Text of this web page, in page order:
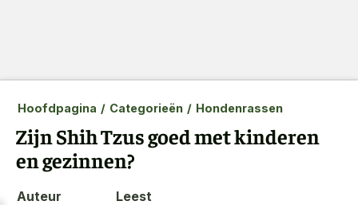
Hoofdpagina / Categorieën / Hondenrassen
Zijn Shih Tzus goed met kinderen
en gezinnen?
Auteur
Leest